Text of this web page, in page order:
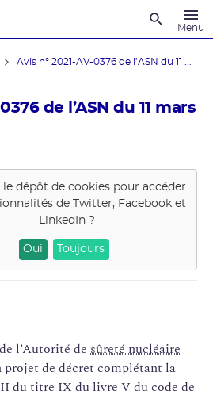
Menu
Avis n° 2021-AV-0376 de l’ASN du 11 ...
de l’ASN du 11 mars
le dépôt de cookies pour accéder
de Twitter, Facebook et
LinkedIn?
Oui Toujours
l’Autorité de sûreté nucléaire
projet de décret complétant la
du titre IX du livre V du code de